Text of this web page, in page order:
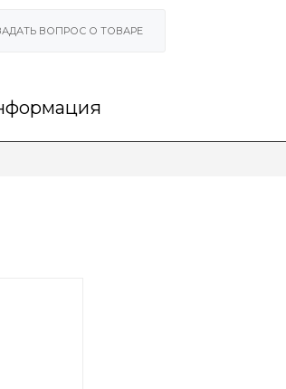
ВОПРОС О ТОВАРЕ